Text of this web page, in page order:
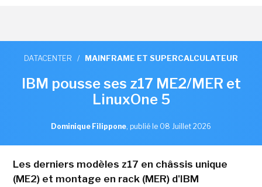
DATACENTER / MAINFRAME ET SUPERCALCULATEUR
IBM pousse ses z17 ME2/MER et
LinuxOne 5
Dominique Filippone, publié le 08 Juillet 2026
Les derniers modèles z17 en châssis unique
(ME2) et montage en rack (MER) d'IBM